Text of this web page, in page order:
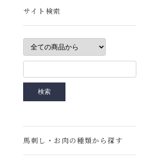
サイト検索
馬刺し・お肉の種類から探す